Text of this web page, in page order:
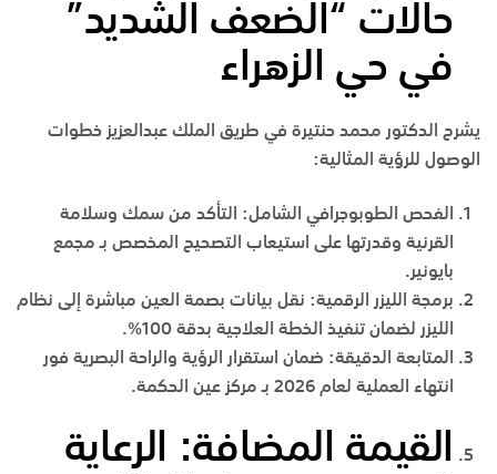
حالات “الضعف الشديد”
في حي الزهراء
يشرح الدكتور محمد حنتيرة في طريق الملك عبدالعزيز خطوات
الوصول للرؤية المثالية:
الفحص الطوبوجرافي الشامل: التأكد من سمك وسلامة
القرنية وقدرتها على استيعاب التصحيح المخصص بـ مجمع
بايونير.
برمجة الليزر الرقمية: نقل بيانات بصمة العين مباشرة إلى نظام
الليزر لضمان تنفيذ الخطة العلاجية بدقة 100%.
المتابعة الدقيقة: ضمان استقرار الرؤية والراحة البصرية فور
انتهاء العملية لعام 2026 بـ
مركز عين الحكمة.
القيمة المضافة: الرعاية